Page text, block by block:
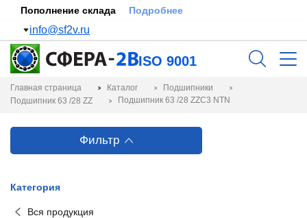
Пополнение склада Подробнее
info@sf2v.ru
ISO 9001
Главная страница Каталог
Подшипники
Подшипник 63 /28 ZZ
Подшипник 63 /28 ZZC3 NTN
Фильтр
Категория
Вся продукция